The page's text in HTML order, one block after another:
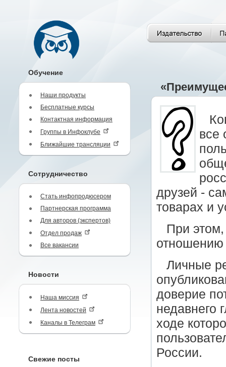
Обучение
Наши продукты
Бесплатные курсы
Контактная информация
Группы в Инфоклубе
Ближайшие трансляции
Сотрудничество
Стать инфопродюсером
Партнерская программа
Для авторов (экспертов)
Отдел продаж
Все вакансии
Новости
Наша миссия
Лента новостей
Каналы в Телеграм
Свежие посты
все
друзей -
товарах и
При
отношению
Личные
доверие
недавнего
ходе
России.